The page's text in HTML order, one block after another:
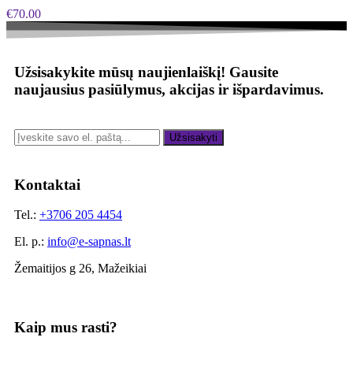
€70.00
Užsisakykite mūsų naujienlaiškį! Gausite
naujausius pasiūlymus, akcijas ir išpardavimus.
Užsisakyti
Kontaktai
Tel.: +3706 205 4454
El. p.: info@e-sapnas.lt
Žemaitijos g 26, Mažeikiai
Kaip mus rasti?